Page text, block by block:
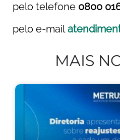
pelo telefone 0800
pelo e-mail
MAIS